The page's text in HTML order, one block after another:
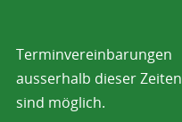
Terminvereinbarungen
ausserhalb dieser Zeiten
sind möglich.